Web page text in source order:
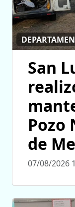
San
Pozo
de
07/08/2026